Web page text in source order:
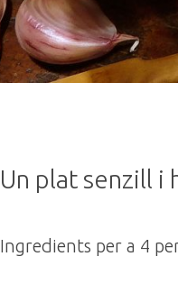
Un plat senzill i
Ingredients per a 4